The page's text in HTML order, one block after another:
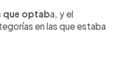
que optaba, y el
en las que estaba